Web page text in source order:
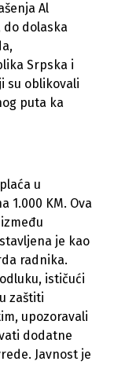
Al
do dolaska
Srpska i
su oblikovali
puta ka
u
1.000 KM. Ova
je kao
radnika.
ističući
zaštiti
upozoravali
dodatne
Javnost je